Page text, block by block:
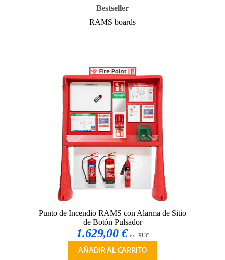
Bestseller
RAMS boards
Punto de Incendio RAMS con Alarma de Sitio
de Botón Pulsador
1.629,00 € ex. RUC
AÑADIR AL CARRITO